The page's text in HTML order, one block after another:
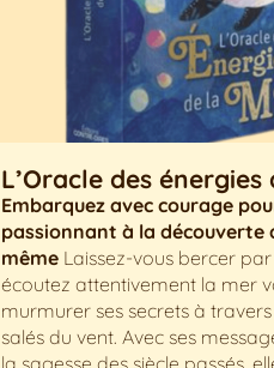
L’Oracle des énergies
Embarquez avec courage
passionnant à la découverte
même Laissez-vous bercer
écoutez attentivement la mer
murmurer ses secrets à
salés du vent. Avec ses